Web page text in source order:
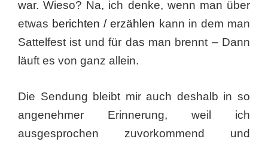
war. Wieso? Na, ich denke, wenn man über
etwas berichten / erzählen kann in dem man
Sattelfest ist und für das man brennt – Dann
läuft es von ganz allein.
Die Sendung bleibt mir auch deshalb in so
angenehmer Erinnerung, weil ich
ausgesprochen zuvorkommend und